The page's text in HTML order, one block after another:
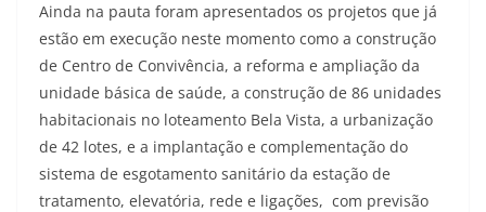
Ainda na pauta foram apresentados os projetos que já
estão em execução neste momento como a construção
de Centro de Convivência, a reforma e ampliação da
unidade básica de saúde, a construção de 86 unidades
habitacionais no loteamento Bela Vista, a urbanização
de 42 lotes, e a implantação e complementação do
sistema de esgotamento sanitário da estação de
tratamento, elevatória, rede e ligações, com previsão